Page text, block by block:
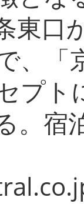
東口
、「
プト
。宿